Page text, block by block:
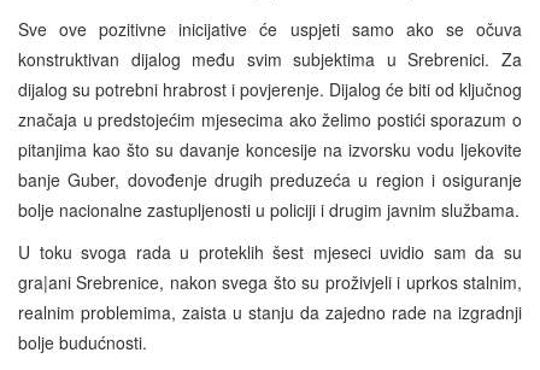
Sve ove pozitivne inicijative će uspjeti samo ako se očuva
konstruktivan dijalog među svim subjektima u Srebrenici. Za
dijalog su potrebni hrabrost i povjerenje. Dijalog će biti od ključnog
značaja u predstojećim mjesecima ako želimo postići sporazum o
pitanjima kao što su davanje koncesije na izvorsku vodu ljekovite
banje Guber, dovođenje drugih preduzeća u region i osiguranje
bolje nacionalne zastupljenosti u policiji i drugim javnim službama.
U toku svoga rada u proteklih šest mjeseci uvidio sam da su
gra|ani Srebrenice, nakon svega što su proživjeli i uprkos stalnim,
realnim problemima, zaista u stanju da zajedno rade na izgradnji
bolje budućnosti.